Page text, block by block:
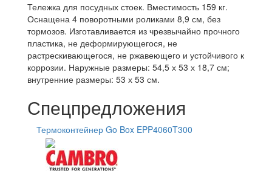
Тележка для посудных стоек. Вместимость 159 кг.
Оснащена 4 поворотными роликами 8,9 см, без
тормозов. Изготавливается из чрезвычайно прочного
пластика, не деформирующегося, не
растрескивающегося, не ржавеющего и устойчивого к
коррозии. Наружные размеры: 54,5 х 53 х 18,7 см;
внутренние размеры: 53 х 53 см.
Спецпредложения
Термоконтейнер Go Box EPP4060T300